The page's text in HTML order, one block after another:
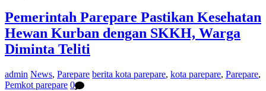
Pemerintah Parepare Pastikan Kesehatan
Hewan Kurban dengan SKKH, Warga
Diminta Teliti
admin News, Parepare berita kota parepare, kota parepare, Parepare,
Pemkot parepare 0